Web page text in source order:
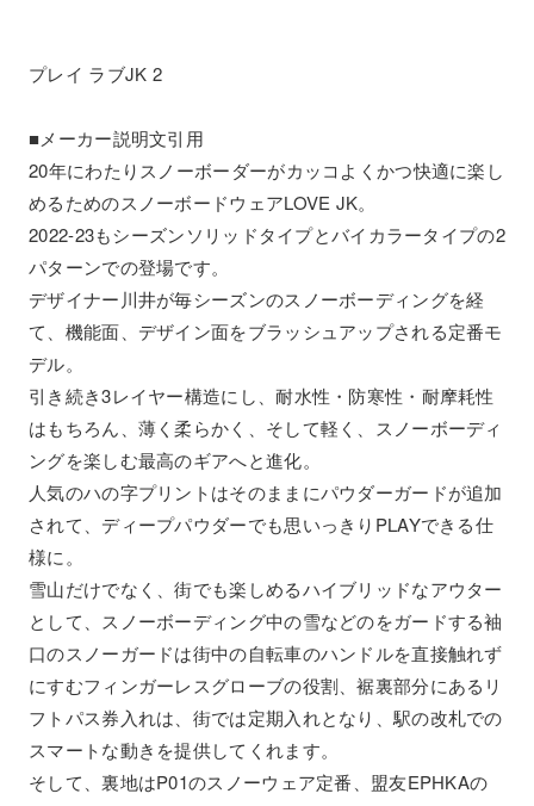
プレイ ラブJK 2
■メーカー説明文引用
20年にわたりスノーボーダーがカッコよくかつ快適に楽し
めるためのスノーボードウェアLOVE JK。
2022-23もシーズンソリッドタイプとバイカラータイプの2
パターンでの登場です。
デザイナー川井が毎シーズンのスノーボーディングを経
て、機能面、デザイン面をブラッシュアップされる定番モ
デル。
引き続き3レイヤー構造にし、耐水性・防寒性・耐摩耗性
はもちろん、薄く柔らかく、そして軽く、スノーボーディ
ングを楽しむ最高のギアへと進化。
人気のハの字プリントはそのままにパウダーガードが追加
されて、ディープパウダーでも思いっきりPLAYできる仕
様に。
雪山だけでなく、街でも楽しめるハイブリッドなアウター
として、スノーボーディング中の雪などのをガードする袖
口のスノーガードは街中の自転車のハンドルを直接触れず
にすむフィンガーレスグローブの役割、裾裏部分にあるリ
フトパス券入れは、街では定期入れとなり、駅の改札での
スマートな動きを提供してくれます。
そして、裏地はP01のスノーウェア定番、盟友EPHKAの